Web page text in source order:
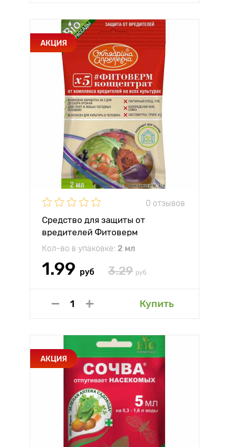
АКЦИЯ
0 отзывов
Средство для защиты от
вредителей Фитоверм
Кол-во в упаковке: 2 мл
1.99 руб 3.29 руб
Купить
АКЦИЯ